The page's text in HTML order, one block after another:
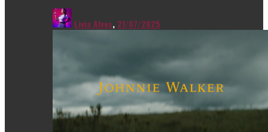
Livia Alves, 21/07/2025